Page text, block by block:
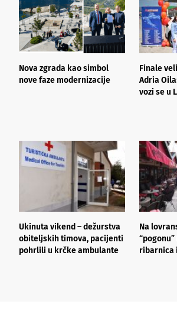
Nova zgrada kao simbol
nove faze modernizacije
Finale
Adria
vozi se u
Ukinuta vikend – dežurstva
obiteljskih timova, pacijenti
pohrlili u krčke ambulante
Na
ribarnica